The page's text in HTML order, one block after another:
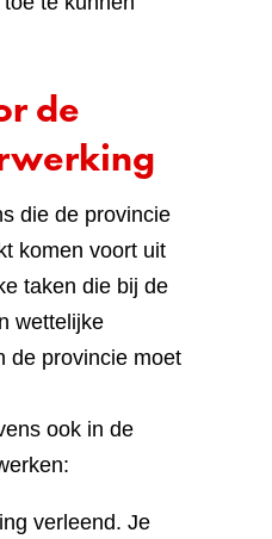
de
die de provincie
komen voort uit
taken die bij de
wettelijke
de provincie moet
ook in de
verleend. Je